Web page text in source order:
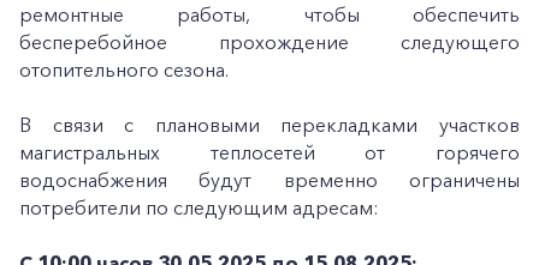
ремонтные работы, чтобы обеспечить
бесперебойное прохождение следующего
отопительного сезона.
В связи с плановыми перекладками участков
магистральных теплосетей от горячего
водоснабжения будут временно ограничены
потребители по следующим адресам: